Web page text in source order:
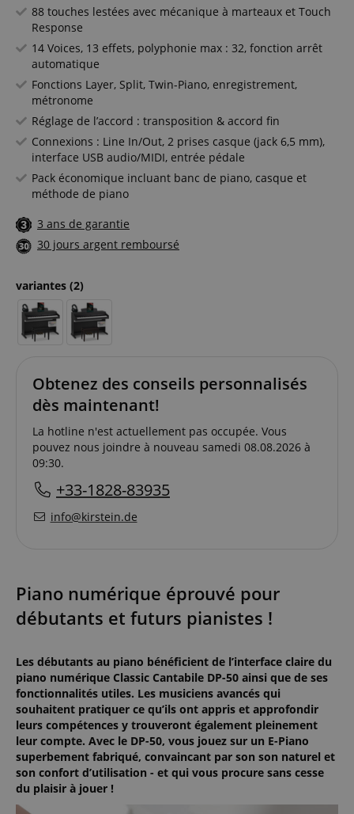
88 touches lestées avec mécanique à marteaux et Touch
Response
14 Voices, 13 effets, polyphonie max : 32, fonction arrêt
automatique
Fonctions Layer, Split, Twin-Piano, enregistrement,
métronome
Réglage de l’accord : transposition & accord fin
Connexions : Line In/Out, 2 prises casque (jack 6,5 mm),
interface USB audio/MIDI, entrée pédale
Pack économique incluant banc de piano, casque et
méthode de piano
3 ans de garantie
30 jours argent remboursé
variantes (2)
Obtenez des conseils personnalisés
dès maintenant!
La hotline n'est actuellement pas occupée. Vous
pouvez nous joindre à nouveau samedi 08.08.2026 à
09:30.
+33-1828-83935
info@kirstein.de
Piano numérique éprouvé pour
débutants et futurs pianistes !
Les débutants au piano bénéficient de l’interface claire du
piano numérique Classic Cantabile DP-50 ainsi que de ses
fonctionnalités utiles. Les musiciens avancés qui
souhaitent pratiquer ce qu’ils ont appris et approfondir
leurs compétences y trouveront également pleinement
leur compte. Avec le DP-50, vous jouez sur un E-Piano
superbement fabriqué, convaincant par son son naturel et
son confort d’utilisation - et qui vous procure sans cesse
du plaisir à jouer !